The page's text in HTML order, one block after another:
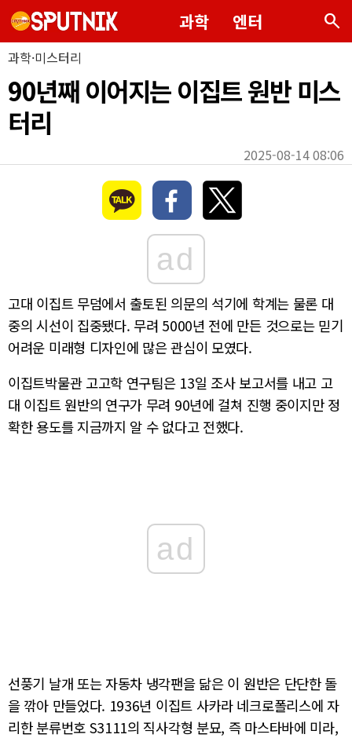
과학 엔터 search
과학·미스터리
90년째 이어지는 이집트 원반 미스
터리
2025-08-14 08:06
ad
고대 이집트 무덤에서 출토된 의문의 석기에 학계는 물론 대
중의 시선이 집중됐다. 무려 5000년 전에 만든 것으로는 믿기
어려운 미래형 디자인에 많은 관심이 모였다.
이집트박물관 고고학 연구팀은 13일 조사 보고서를 내고 고
대 이집트 원반의 연구가 무려 90년에 걸쳐 진행 중이지만 정
확한 용도를 지금까지 알 수 없다고 전했다.
ad
선풍기 날개 또는 자동차 냉각팬을 닮은 이 원반은 단단한 돌
을 깎아 만들었다. 1936년 이집트 사카라 네크로폴리스에 자
리한 분류번호 S3111의 직사각형 분묘, 즉 마스타바에 미라,